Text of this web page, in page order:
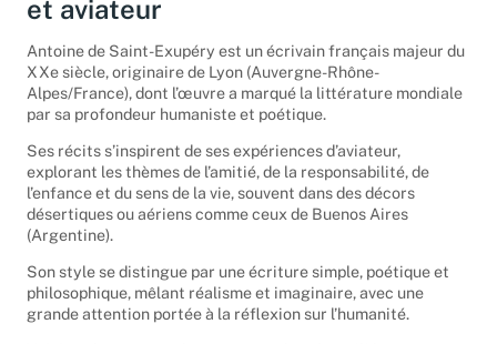
et aviateur
Antoine de Saint-Exupéry est un écrivain français majeur du
XXe siècle, originaire de Lyon (Auvergne-Rhône-
Alpes/France), dont l’œuvre a marqué la littérature mondiale
par sa profondeur humaniste et poétique.
Ses récits s’inspirent de ses expériences d’aviateur,
explorant les thèmes de l’amitié, de la responsabilité, de
l’enfance et du sens de la vie, souvent dans des décors
désertiques ou aériens comme ceux de Buenos Aires
(Argentine).
Son style se distingue par une écriture simple, poétique et
philosophique, mêlant réalisme et imaginaire, avec une
grande attention portée à la réflexion sur l’humanité.